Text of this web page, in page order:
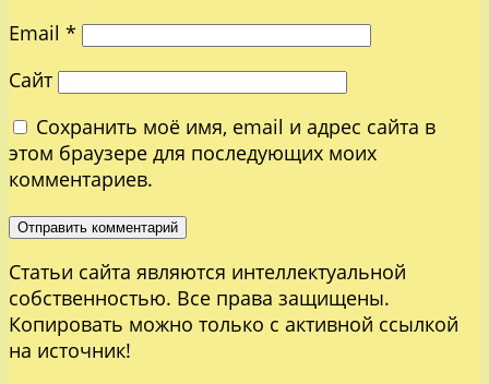
Email *
Сайт
Сохранить моё имя, email и адрес сайта в
этом браузере для последующих моих
комментариев.
Статьи сайта являются интеллектуальной
собственностью. Все права защищены.
Копировать можно только с активной ссылкой
на источник!